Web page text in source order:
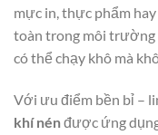
mực in, thực phẩm
toàn trong môi trường
có thể chạy khô mà
Với ưu điểm bền bỉ –
khí nénđược ứng